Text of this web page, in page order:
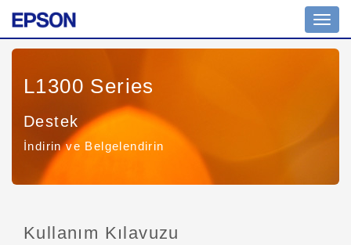
açın
L1300 Series
Destek
İndirin ve Belgelendirin
Kullanım Kılavuzu